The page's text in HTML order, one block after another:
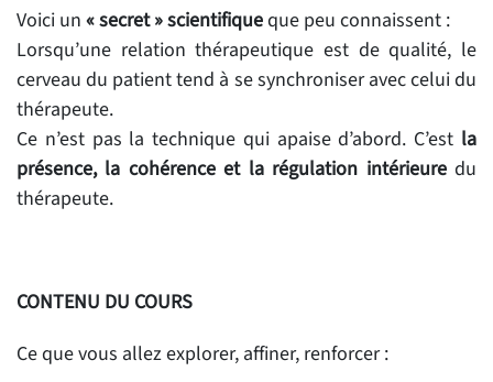
Voici un « secret » scientifiqueque peu connaissent :
Lorsqu’une relation thérapeutique est de qualité, le
cerveau du patient tend à se synchroniser avec celui du
thérapeute.
Ce n’est pas la technique qui apaise d’abord. C’est la
présence, la cohérence et la régulation intérieure du
thérapeute.
CONTENU DU COURS
Ce que vous allez explorer, affiner, renforcer :